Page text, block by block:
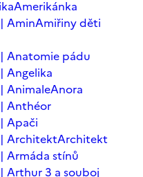
Amerikánka
AminAmiřiny děti
Anatomie pádu
Angelika
AnimaleAnora
Anthéor
Apači
ArchitektArchitekt
Armáda stínů
Arthur 3 a souboj